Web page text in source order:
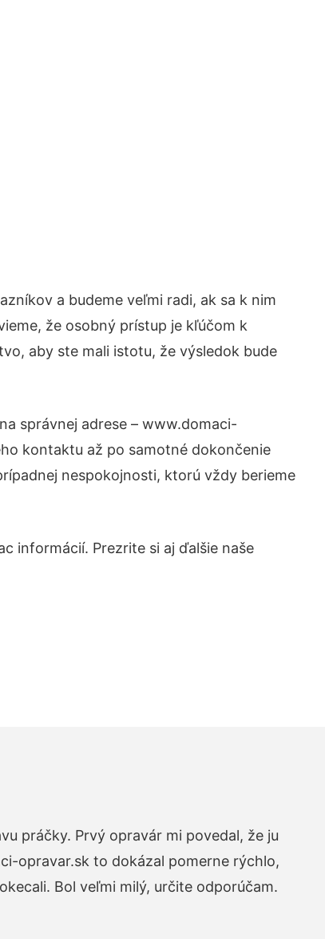
a budeme veľmi radi, ak sa k nim
že osobný prístup je kľúčom k
aby ste mali istotu, že výsledok bude
správnej adrese – www.domaci-
kontaktu až po samotné dokončenie
nespokojnosti, ktorú vždy berieme
informácií. Prezrite si aj ďalšie naše
práčky. Prvý opravár mi povedal, že ju
opravar.sk to dokázal pomerne rýchlo,
Bol veľmi milý, určite odporúčam.